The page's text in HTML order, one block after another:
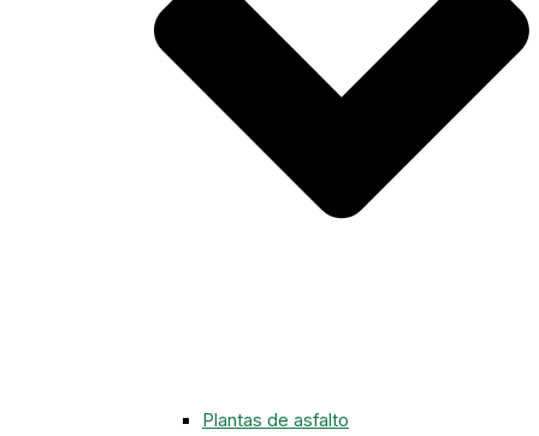
Plantas de asfalto